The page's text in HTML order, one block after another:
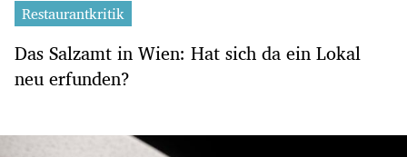
Restaurantkritik
Das Salzamt in Wien: Hat sich da ein Lokal
neu erfunden?